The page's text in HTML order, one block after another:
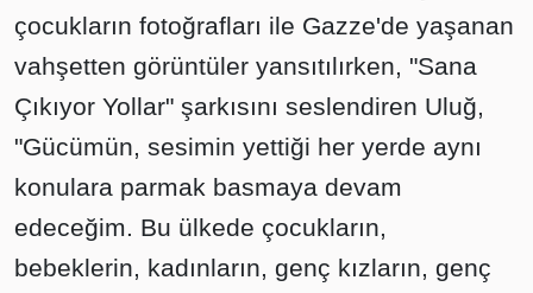
çocukların fotoğrafları ile Gazze'de yaşanan
vahşetten görüntüler yansıtılırken, "Sana
Çıkıyor Yollar" şarkısını seslendiren Uluğ,
"Gücümün, sesimin yettiği her yerde aynı
konulara parmak basmaya devam
edeceğim. Bu ülkede çocukların,
bebeklerin, kadınların, genç kızların, genç